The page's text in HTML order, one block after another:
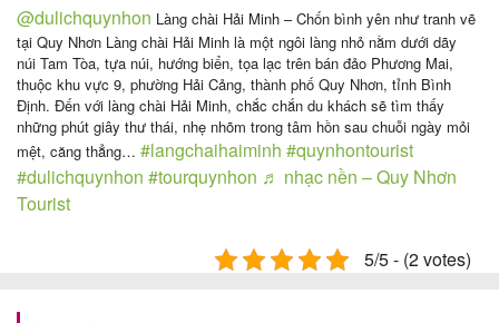
@dulichquynhon Làng chài Hải Minh – Chốn bình yên như tranh vẽ
tại Quy Nhơn Làng chài Hải Minh là một ngôi làng nhỏ nằm dưới dãy
núi Tam Tòa, tựa núi, hướng biển, tọa lạc trên bán đảo Phương Mai,
thuộc khu vực 9, phường Hải Cảng, thành phố Quy Nhơn, tỉnh Bình
Định. Đến với làng chài Hải Minh, chắc chắn du khách sẽ tìm thấy
những phút giây thư thái, nhẹ nhõm trong tâm hồn sau chuỗi ngày mỏi
mệt, căng thẳng… #langchaihaiminh #quynhontourist
#dulichquynhon #tourquynhon ♬ nhạc nền – Quy Nhơn
Tourist
5/5 - (2 votes)